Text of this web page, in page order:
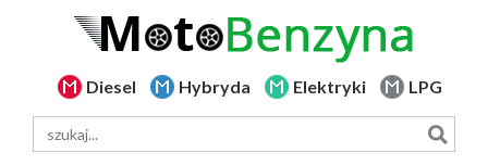
Diesel Hybryda Elektryki LPG